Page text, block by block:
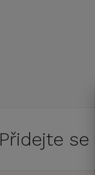
Přidejte